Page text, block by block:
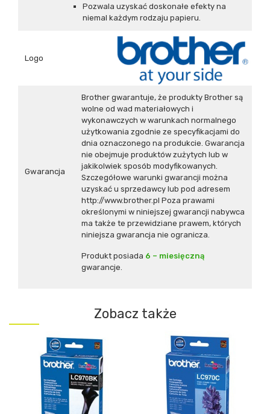
Pozwala uzyskać doskonałe efekty na
niemal każdym rodzaju papieru.
Logo
Gwarancja
Brother gwarantuje, że produkty Brother są
wolne od wad materiałowych i
wykonawczych w warunkach normalnego
użytkowania zgodnie ze specyfikacjami do
dnia oznaczonego na produkcie. Gwarancja
nie obejmuje produktów zużytych lub w
jakikolwiek sposób modyfikowanych.
Szczegółowe warunki gwarancji można
uzyskać u sprzedawcy lub pod adresem
http://www.brother.pl Poza prawami
określonymi w niniejszej gwarancji nabywca
ma także te przewidziane prawem, których
niniejsza gwarancja nie ogranicza.
Produkt posiada 6 – miesięczną
gwarancje.
Zobacz także